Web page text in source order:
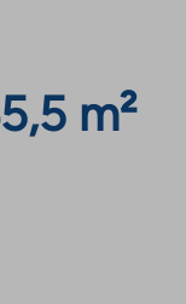
m²